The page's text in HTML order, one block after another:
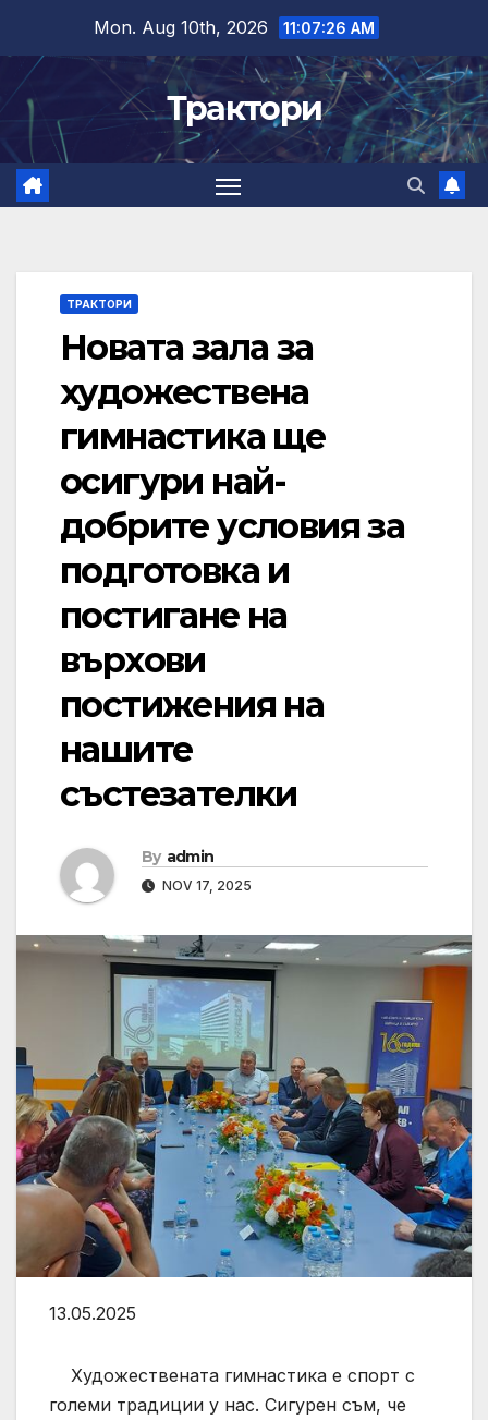
content
Mon. Aug 10th, 2026 11:07:27 AM
Трактори
ТРАКТОРИ
Новата зала за
художествена
гимнастика ще
осигури най-
добрите условия за
подготовка и
постигане на
върхови
постижения на
нашите
състезателки
By admin
NOV 17, 2025
13.05.2025
Художествената гимнастика е спорт с
големи традиции у нас. Сигурен съм, че